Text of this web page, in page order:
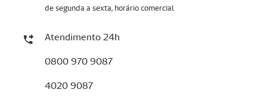
de segunda a sexta, horário comercial
Atendimento 24h
0800 970 9087
4020 9087